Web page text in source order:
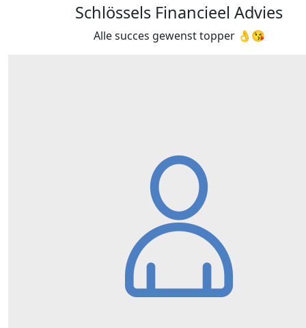
Schlössels Financieel Advies
Alle succes gewenst topper 👌😘